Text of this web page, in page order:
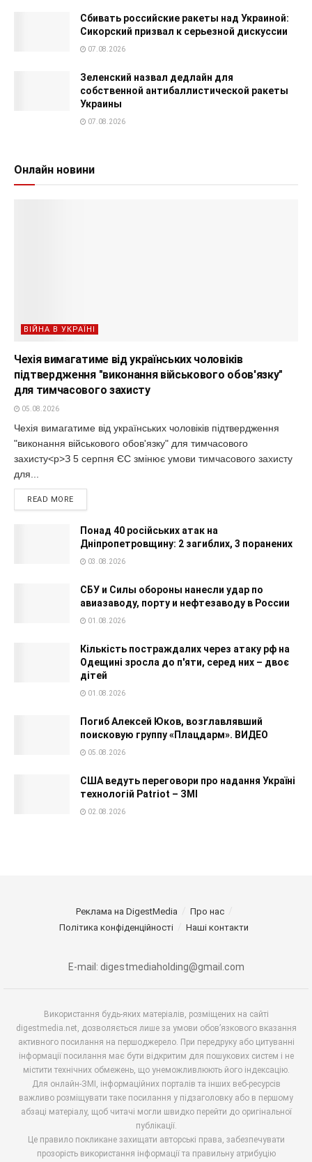
Сбивать российские ракеты над Украиной:
Сикорский призвал к серьезной дискуссии
07.08.2026
Зеленский назвал дедлайн для
собственной антибаллистической ракеты
Украины
07.08.2026
Онлайн новини
ВІЙНА В УКРАЇНІ
Чехія вимагатиме від українських чоловіків
підтвердження "виконання військового обов'язку"
для тимчасового захисту
05.08.2026
Чехія вимагатиме від українських чоловіків підтвердження
"виконання військового обов'язку" для тимчасового
захисту<p>З 5 серпня ЄС змінює умови тимчасового захисту
для...
READ MORE
Понад 40 російських атак на
Дніпропетровщину: 2 загиблих, 3 поранених
03.08.2026
СБУ и Силы обороны нанесли удар по
авиазаводу, порту и нефтезаводу в России
01.08.2026
Кількість постраждалих через атаку рф на
Одещині зросла до п'яти, серед них – двоє
дітей
01.08.2026
Погиб Алексей Юков, возглавлявший
поисковую группу «Плацдарм». ВИДЕО
05.08.2026
США ведуть переговори про надання Україні
технологій Patriot – ЗМІ
02.08.2026
Реклама на DigestMedia
Про нас
Політика конфіденційності
Наші контакти
E-mail: digestmediaholding@gmail.com
Використання будь-яких матеріалів, розміщених на сайті
digestmedia.net, дозволяється лише за умови обов’язкового вказання
активного посилання на першоджерело. При передруку або цитуванні
інформації посилання має бути відкритим для пошукових систем і не
містити технічних обмежень, що унеможливлюють його індексацію.
Для онлайн-ЗМІ, інформаційних порталів та інших веб-ресурсів
важливо розміщувати таке посилання у підзаголовку або в першому
абзаці матеріалу, щоб читачі могли швидко перейти до оригінальної
публікації.
Це правило покликане захищати авторські права, забезпечувати
прозорість використання інформації та правильну атрибуцію